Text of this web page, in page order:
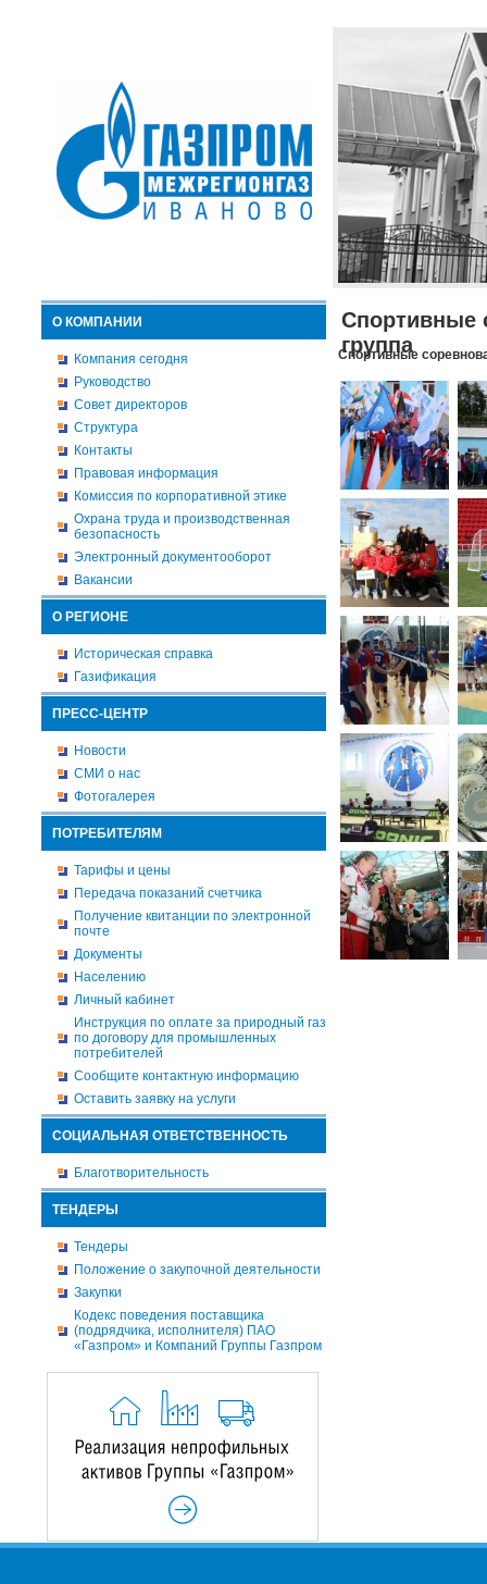
О КОМПАНИИ
Компания сегодня
Руководство
Совет директоров
Структура
Контакты
Правовая информация
Комиссия по корпоративной этике
Охрана труда и производственная
безопасность
Электронный документооборот
Вакансии
О РЕГИОНЕ
Историческая справка
Газификация
ПРЕСС-ЦЕНТР
Новости
СМИ о нас
Фотогалерея
ПОТРЕБИТЕЛЯМ
Тарифы и цены
Передача показаний счетчика
Получение квитанции по электронной
почте
Документы
Населению
Личный кабинет
Инструкция по оплате за природный газ
по договору для промышленных
потребителей
Сообщите контактную информацию
Оставить заявку на услуги
СОЦИАЛЬНАЯ ОТВЕТСТВЕННОСТЬ
Благотворительность
ТЕНДЕРЫ
Тендеры
Положение о закупочной деятельности
Закупки
Кодекс поведения поставщика
(подрядчика, исполнителя) ПАО
«Газпром» и Компаний Группы Газпром
Спортивные
группа
Спортивные